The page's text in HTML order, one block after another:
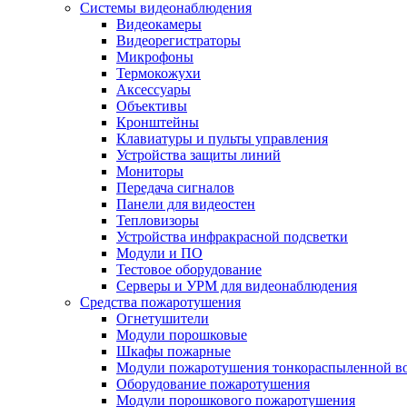
Системы видеонаблюдения
Видеокамеры
Видеорегистраторы
Микрофоны
Термокожухи
Аксессуары
Объективы
Кронштейны
Клавиатуры и пульты управления
Устройства защиты линий
Мониторы
Передача сигналов
Панели для видеостен
Тепловизоры
Устройства инфракрасной подсветки
Модули и ПО
Тестовое оборудование
Серверы и УРМ для видеонаблюдения
Средства пожаротушения
Огнетушители
Модули порошковые
Шкафы пожарные
Модули пожаротушения тонкораспыленной
Оборудование пожаротушения
Модули порошкового пожаротушения